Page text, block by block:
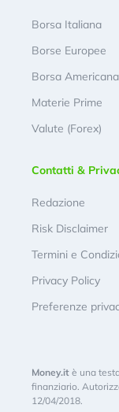
Borsa Italiana
Borse Europee
Borsa Americana
Materie Prime
Valute (Forex)
Contatti &
Redazione
Risk Disclaimer
Termini e
Privacy Policy
Preferenze
Money.it è una
finanziario.
12/04/2018.